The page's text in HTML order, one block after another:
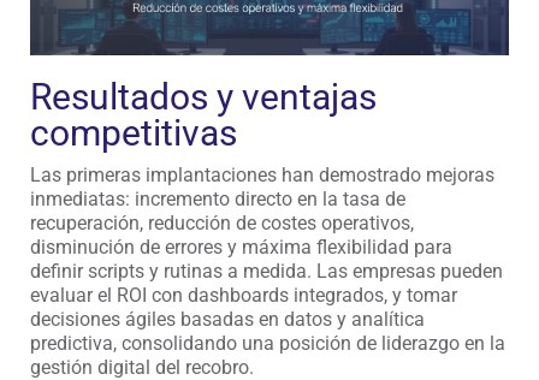
Resultados y ventajas
competitivas
Las primeras implantaciones han demostrado mejoras
inmediatas: incremento directo en la tasa de
recuperación, reducción de costes operativos,
disminución de errores y máxima flexibilidad para
definir scripts y rutinas a medida. Las empresas pueden
evaluar el ROI con dashboards integrados, y tomar
decisiones ágiles basadas en datos y analítica
predictiva, consolidando una posición de liderazgo en la
gestión digital del recobro.